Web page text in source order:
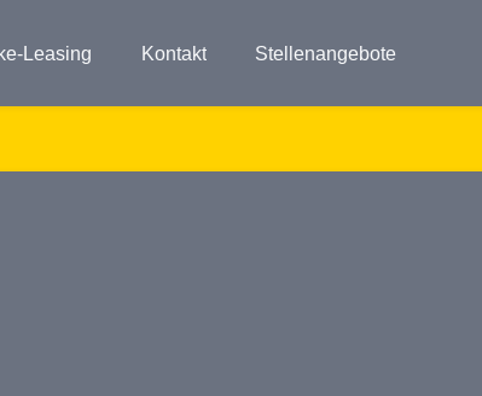
Leasing Kontakt Stellenangebote